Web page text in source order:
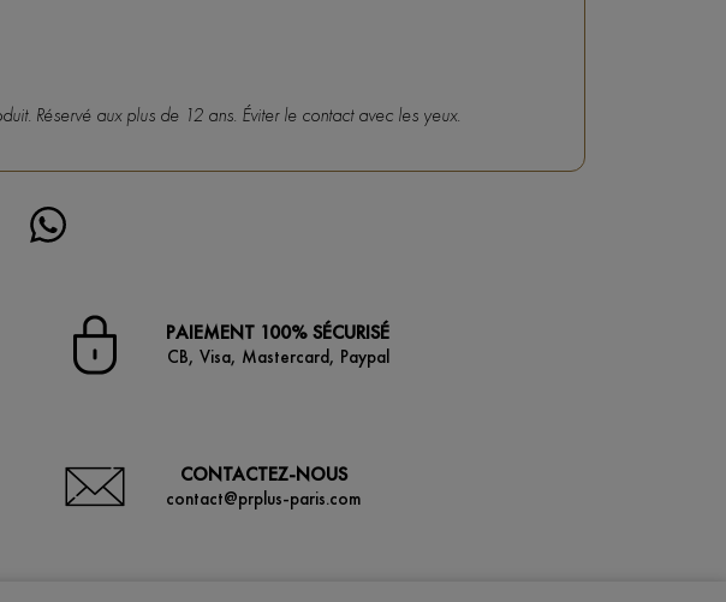
Réservé aux plus de 12 ans. Éviter le contact avec les yeux.
PAIEMENT 100% SÉCURISÉ
CB, Visa, Mastercard, Paypal
CONTACTEZ-NOUS
contact@prplus-paris.com